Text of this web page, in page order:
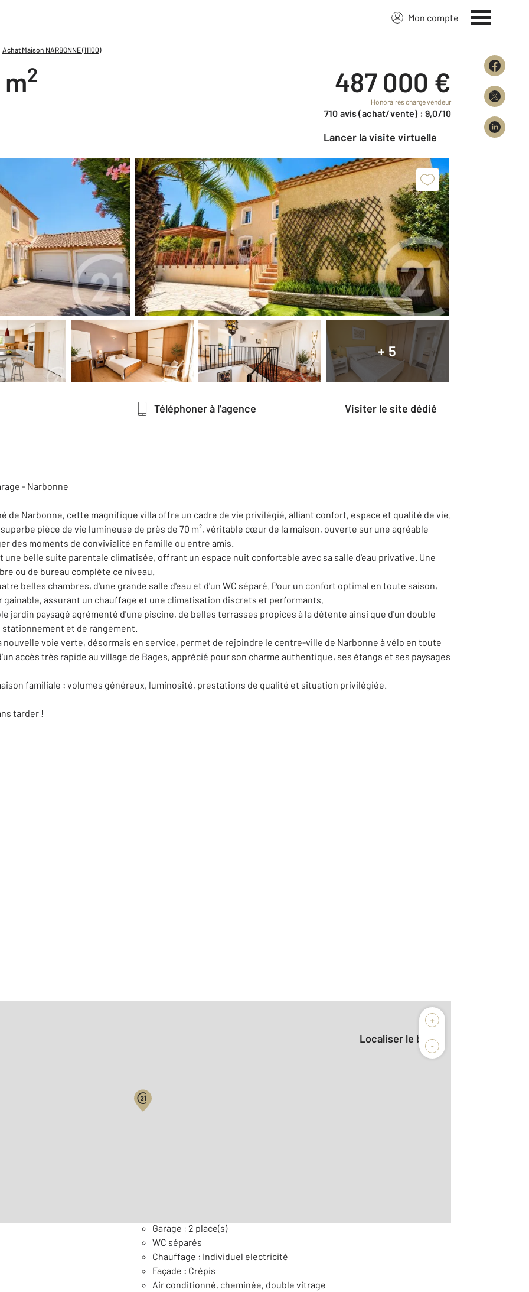
Mon compte
Achat Maison NARBONNE (11100)
m2 487 000 €
Honoraires charge vendeur
710 avis (achat/vente) : 9,0/10
Lancer la visite virtuelle
+ 5
Téléphoner à l'agence Visiter le site dédié
- Narbonne
de Narbonne, cette magnifique villa offre un cadre de vie privilégié, alliant confort, espace et qualité de vie.
pièce de vie lumineuse de près de 70 m², véritable cœur de la maison, ouverte sur une agréable
des moments de convivialité en famille ou entre amis.
belle suite parentale climatisée, offrant un espace nuit confortable avec sa salle d'eau privative. Une
ou de bureau complète ce niveau.
belles chambres, d'une grande salle d'eau et d'un WC séparé. Pour un confort optimal en toute saison,
gainable, assurant un chauffage et une climatisation discrets et performants.
jardin paysagé agrémenté d'une piscine, de belles terrasses propices à la détente ainsi que d'un double
et de rangement.
voie verte, désormais en service, permet de rejoindre le centre-ville de Narbonne à vélo en toute
accès très rapide au village de Bages, apprécié pour son charme authentique, ses étangs et ses paysages
familiale : volumes généreux, luminosité, prestations de qualité et situation privilégiée.
tarder !
+
-
Localiser le bien
Garage : 2 place(s)
WC séparés
Chauffage : Individuel electricité
Façade : Crépis
Air conditionné, cheminée, double vitrage